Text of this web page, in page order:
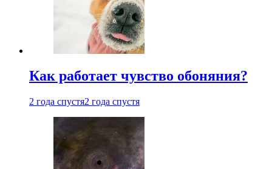
Как работает чувство обоняния?
2 года спустя2 года спустя